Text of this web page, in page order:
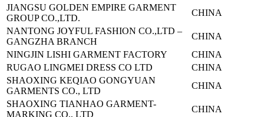
JIANGSU GOLDEN EMPIRE GARMENT
GROUP CO.,LTD.
CHINA
NANTONG JOYFUL FASHION CO.,LTD –
GANGZHA BRANCH
CHINA
NINGJIN LISHI GARMENT FACTORY
CHINA
RUGAO LINGMEI DRESS CO LTD
CHINA
SHAOXING KEQIAO GONGYUAN
GARMENTS CO., LTD
CHINA
SHAOXING TIANHAO GARMENT-
MARKING CO., LTD
CHINA